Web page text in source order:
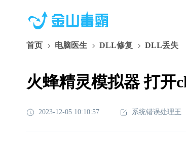
首页 电脑医生 DLL修复 DLL丢失
火蜂精灵模拟器 打开
2023-12-05 10:10:57 系统错误处理王